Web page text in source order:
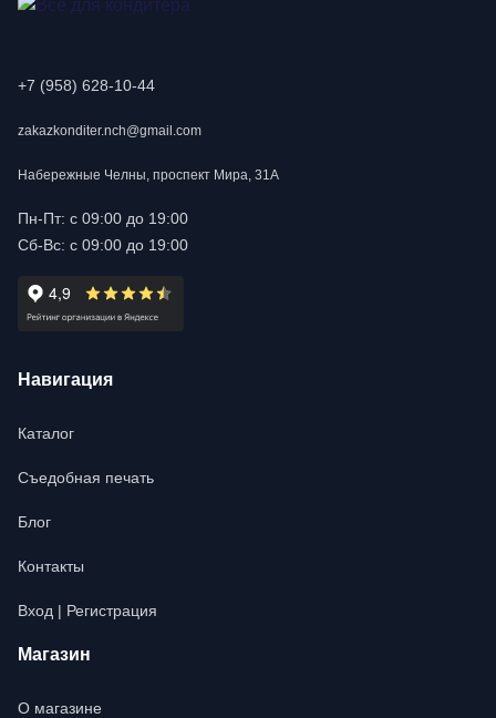
+7 (958) 628-10-44
zakazkonditer.nch@gmail.com
Набережные Челны, проспект Мира, 31А
Пн-Пт: с 09:00 до 19:00
Сб-Вс: с 09:00 до 19:00
Навигация
Каталог
Съедобная печать
Блог
Контакты
Вход | Регистрация
Магазин
О магазине